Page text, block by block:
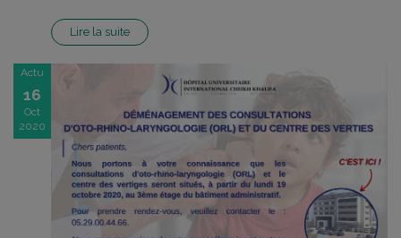
Lire la suite
Actu
16
Oct
2020